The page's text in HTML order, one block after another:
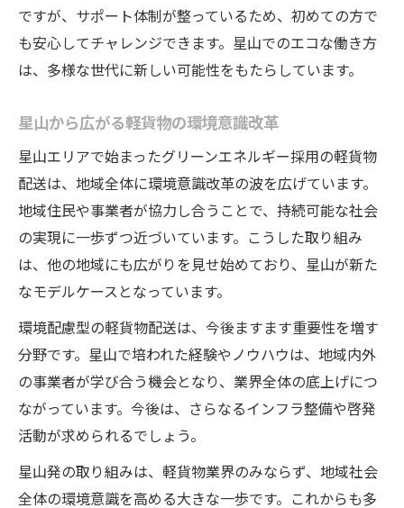
ですが、サポート体制が整っているため、初めての方で
も安心してチャレンジできます。星山でのエコな働き方
は、多様な世代に新しい可能性をもたらしています。
星山から広がる軽貨物の環境意識改革
星山エリアで始まったグリーンエネルギー採用の軽貨物
配送は、地域全体に環境意識改革の波を広げています。
地域住民や事業者が協力し合うことで、持続可能な社会
の実現に一歩ずつ近づいています。こうした取り組み
は、他の地域にも広がりを見せ始めており、星山が新た
なモデルケースとなっています。
環境配慮型の軽貨物配送は、今後ますます重要性を増す
分野です。星山で培われた経験やノウハウは、地域内外
の事業者が学び合う機会となり、業界全体の底上げにつ
ながっています。今後は、さらなるインフラ整備や啓発
活動が求められるでしょう。
星山発の取り組みは、軽貨物業界のみならず、地域社会
全体の環境意識を高める大きな一歩です。これからも多